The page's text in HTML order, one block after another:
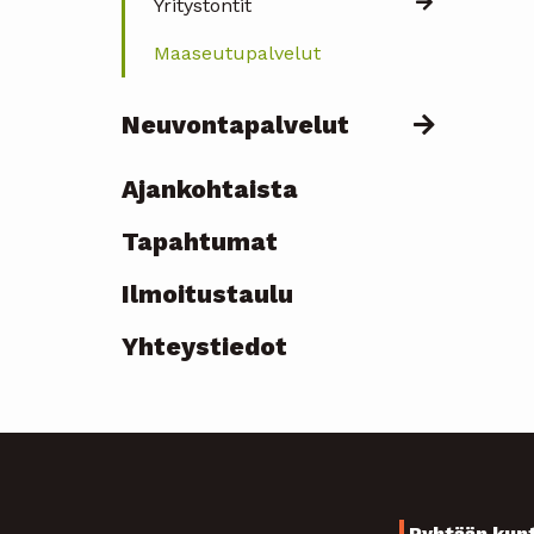
Yritystontit
Maaseutupalvelut
Neuvontapalvelut
Topmenu
-
current
Ajankohtaista
Tapahtumat
Ilmoitustaulu
Yhteystiedot